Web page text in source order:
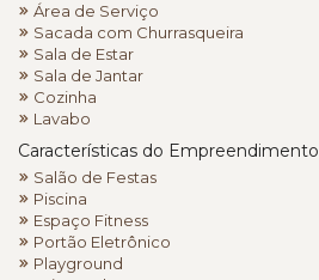
Área de Serviço
Sacada com Churrasqueira
Sala de Estar
Sala de Jantar
Cozinha
Lavabo
Características do Empreendimento
Salão de Festas
Piscina
Espaço Fitness
Portão Eletrônico
Playground